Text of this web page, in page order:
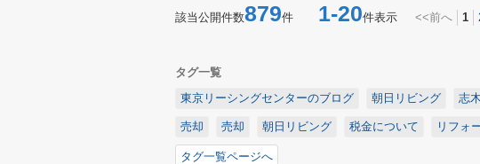
該当公開件数879件 1-20件表示 <<前へ 1
タグ一覧
東京リーシングセンターのブログ
朝日リビング 志
売却 売却 朝日リビング 税金について リフォ
タグ一覧ページへ